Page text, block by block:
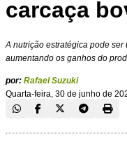
carcaça
A nutrição estratégica pode
aumentando os ganhos do
por: Rafael Suzuki
Quarta-feira, 30 de junho de